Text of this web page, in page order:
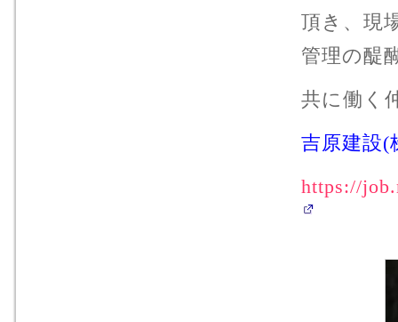
頂き、現
管理の醍
共に働く
吉原建設(
https://